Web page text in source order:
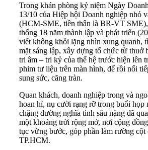
Trong khán phòng kỷ niệm Ngày
13/10 của Hiệp hội Doanh nghiệp nhỏ
(HCM-SME, tiền thân là BR-VT SME),
thống 18 năm thành lập và phát triển
viết không khỏi lặng nhìn xung quanh,
mặt sáng lập, xây dựng tổ chức từ thuở
tri âm – tri kỷ của thế hệ trước hiện lên
phim tư liệu trên màn hình, để rồi nối
sung sức, căng tràn.
Quan khách, doanh nghiệp trong và
hoan hỉ, nụ cười rạng rỡ trong buổi họp
chặng đường nghĩa tình sâu nặng đã
một khoảng trời rộng mở, nơi cộng
tục vững bước, góp phần làm rường cột
TP.HCM.